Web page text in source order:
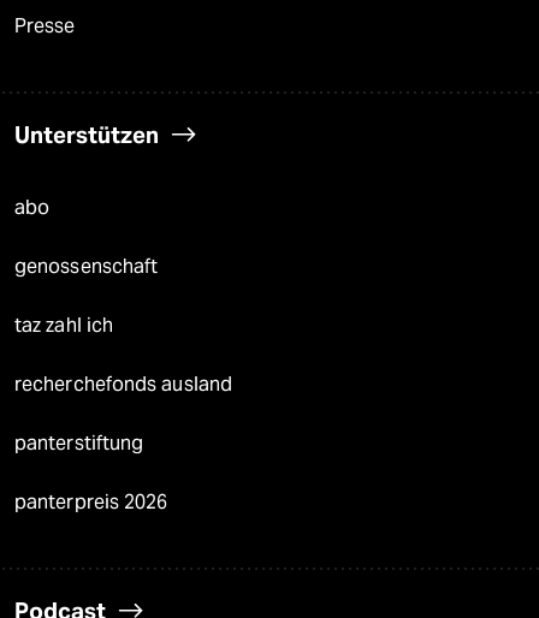
Presse
Unterstützen
abo
genossenschaft
taz zahl ich
recherchefonds ausland
panterstiftung
panterpreis 2026
Podcast